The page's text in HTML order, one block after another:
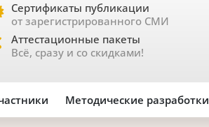
Сертификаты публикации
от зарегистрированного СМИ
Аттестационные пакеты
Всё, сразу и со скидками!
Методические разработки